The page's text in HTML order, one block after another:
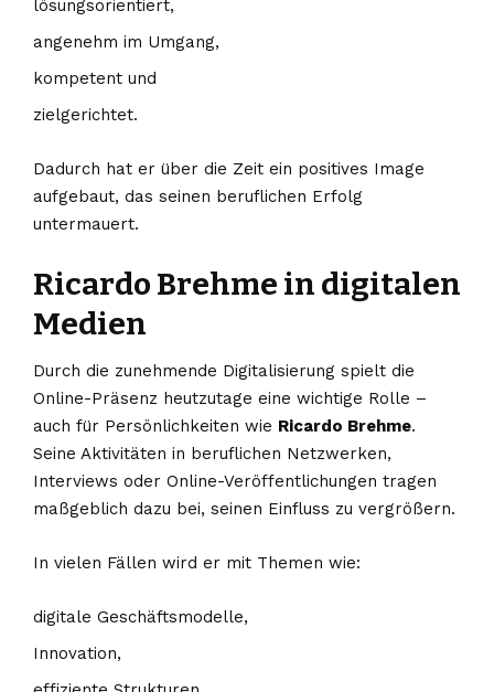
lösungsorientiert,
angenehm im Umgang,
kompetent und
zielgerichtet.
Dadurch hat er über die Zeit ein positives Image
aufgebaut, das seinen beruflichen Erfolg
untermauert.
Ricardo Brehme in digitalen
Medien
Durch die zunehmende Digitalisierung spielt die
Online-Präsenz heutzutage eine wichtige Rolle –
auch für Persönlichkeiten wie Ricardo Brehme.
Seine Aktivitäten in beruflichen Netzwerken,
Interviews oder Online-Veröffentlichungen tragen
maßgeblich dazu bei, seinen Einfluss zu vergrößern.
In vielen Fällen wird er mit Themen wie:
digitale Geschäftsmodelle,
Innovation,